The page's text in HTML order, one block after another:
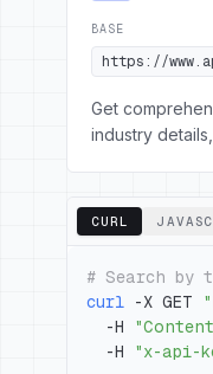
BASE
https://
Get
industry
CURL
# Search by
curl -X GET
  -H
  -H
"x-api-